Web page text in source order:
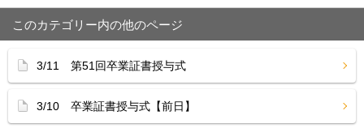
このカテゴリー内の他のページ
3/11 第51回卒業証書授与式
3/10 卒業証書授与式【前日】